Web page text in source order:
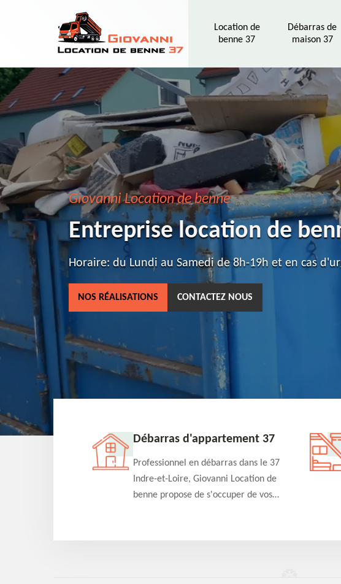
Location de
benne 37
Débarras de
maison 37
Giovanni Location de benne
Entreprise location de
Horaire: du Lundi au Samedi de 8h-19h et en cas
NOS RÉALISATIONS CONTACTEZ NOUS
37 Débarras d'appartement 37
Professionnel en débarras dans le 37
Indre-et-Loire, Giovanni Location de
benne propose de s'occuper de vos
qualité en toute circonstance